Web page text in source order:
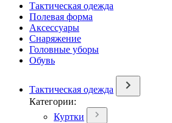
Тактическая одежда
Полевая форма
Аксессуары
Снаряжение
Головные уборы
Обувь
Тактическая одежда
Категории:
Куртки